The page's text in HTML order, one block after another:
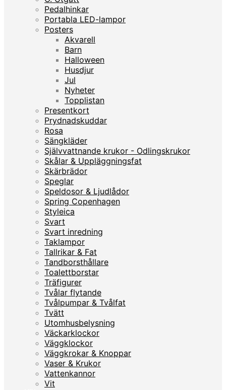
Pedalhinkar
Portabla LED-lampor
Posters
Akvarell
Barn
Halloween
Husdjur
Jul
Nyheter
Topplistan
Presentkort
Prydnadskuddar
Rosa
Sängkläder
Självvattnande krukor - Odlingskrukor
Skålar & Uppläggningsfat
Skärbrädor
Speglar
Speldosor & Ljudlådor
Spring Copenhagen
Styleica
Svart
Svart inredning
Taklampor
Tallrikar & Fat
Tandborsthållare
Toalettborstar
Träfigurer
Tvålar flytande
Tvålpumpar & Tvålfat
Tvätt
Utomhusbelysning
Väckarklockor
Väggklockor
Väggkrokar & Knoppar
Vaser & Krukor
Vattenkannor
Vit